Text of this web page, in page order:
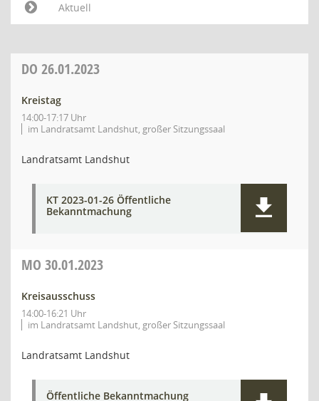
Aktuell
DO 26.01.2023
Kreistag
14:00-17:17 Uhr
im Landratsamt Landshut, großer Sitzungssaal
Landratsamt Landshut
KT 2023-01-26 Öffentliche
Bekanntmachung
MO 30.01.2023
Kreisausschuss
14:00-16:21 Uhr
im Landratsamt Landshut, großer Sitzungssaal
Landratsamt Landshut
Öffentliche Bekanntmachung